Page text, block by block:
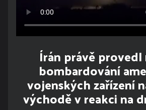
Írán právě provedl
bombardování
vojenských zařízení
východě v reakci na